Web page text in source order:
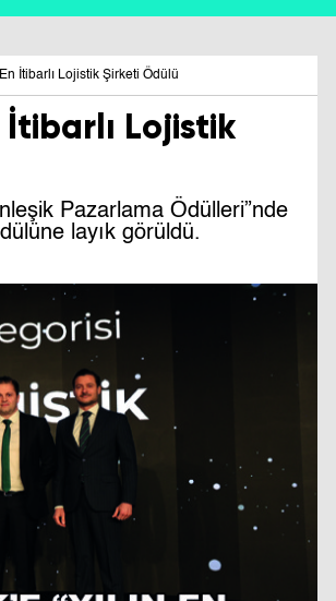
İtibarlı Lojistik Şirketi Ödülü
İtibarlı Lojistik
Pazarlama Ödülleri”nde
layık görüldü.